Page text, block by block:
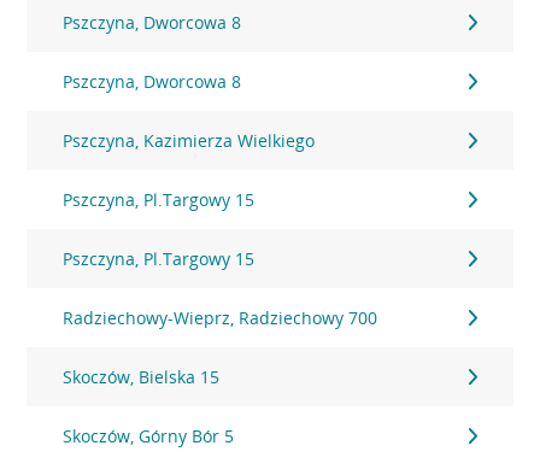
Pszczyna, Dworcowa 8
Pszczyna, Dworcowa 8
Pszczyna, Kazimierza Wielkiego
Pszczyna, Pl.Targowy 15
Pszczyna, Pl.Targowy 15
Radziechowy-Wieprz, Radziechowy 700
Skoczów, Bielska 15
Skoczów, Górny Bór 5